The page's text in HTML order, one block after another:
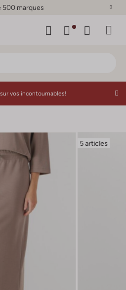
500 marques
vos incontournables!
5 articles